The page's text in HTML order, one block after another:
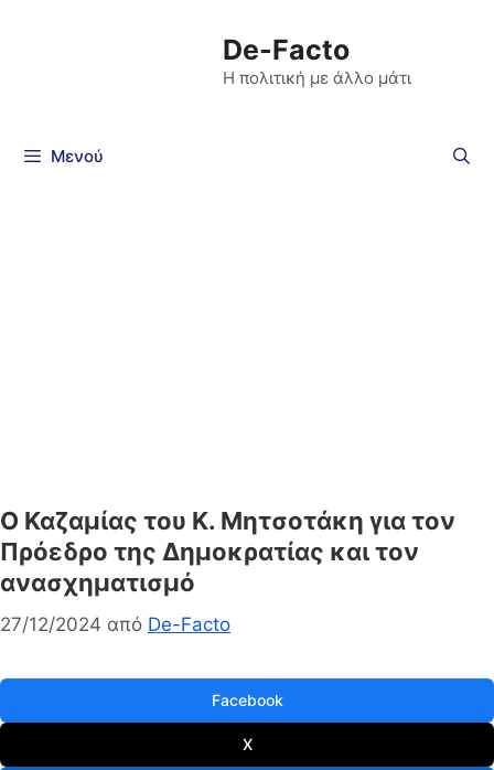
De-Facto
Η πολιτική με άλλο μάτι
Μενού
Ο Καζαμίας του Κ. Μητσοτάκη για τον
Πρόεδρο της Δημοκρατίας και τον
ανασχηματισμό
27/12/2024 από De-Facto
Facebook
X